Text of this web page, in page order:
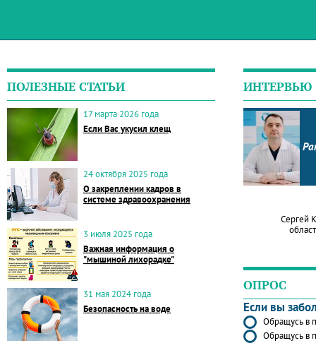
ПОЛЕЗНЫЕ СТАТЬИ
17 марта 2026 года
Если Вас укусил клещ
24 октября 2025 года
О закреплении кадров в
системе здравоохранения
3 июля 2025 года
Важная информация о
"мышиной лихорадке"
31 мая 2024 года
Безопасность на воде
ИНТЕРВЬЮ
Сергей
ОПРОС
Если вы
Обращусь в
Обращусь в